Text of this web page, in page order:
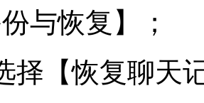
与恢复】；
择【恢复聊天